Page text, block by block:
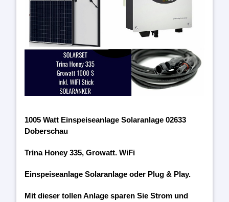
1005 Watt Einspeiseanlage Solaranlage 02633
Doberschau
Trina Honey 335, Growatt. WiFi
Einspeiseanlage Solaranlage oder Plug & Play.
Mit dieser tollen Anlage sparen Sie Strom und